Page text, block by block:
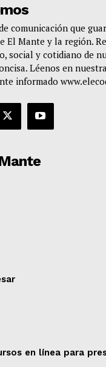
comunicación que
El Mante y la región.
social y cotidiano de
Léenos en
informado
en línea para